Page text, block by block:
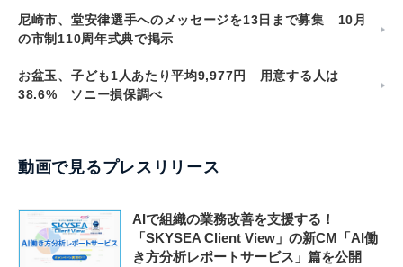
尼崎市、堂安律選手へのメッセージを13日まで募集 10月
の市制110周年式典で掲示
お盆玉、子ども1人あたり平均9,977円 用意する人は
38.6% ソニー損保調べ
動画で見るプレスリリース
AIで組織の業務改善を支援する！
「SKYSEA Client View」の新CM「AI働
き方分析レポートサービス」篇を公開